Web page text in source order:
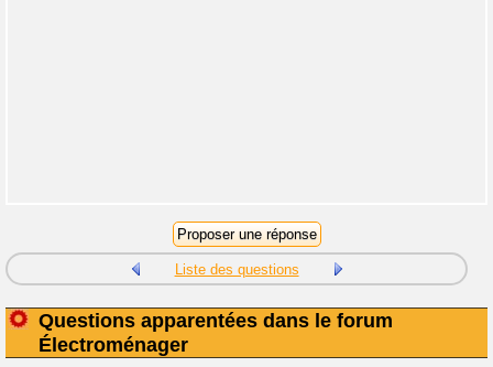
Liste des questions
Questions apparentées dans le forum
Électroménager